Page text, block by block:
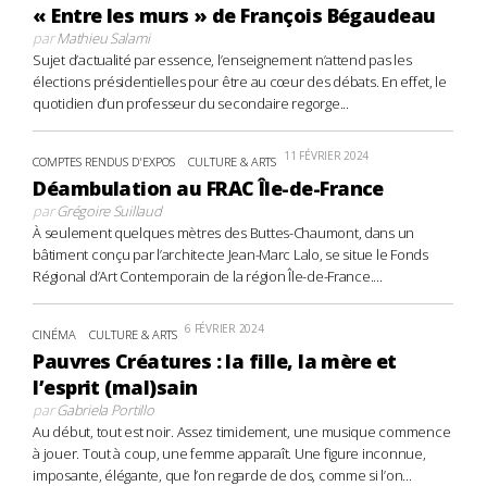
« Entre les murs » de François Bégaudeau
parMathieu Salami
Sujet d’actualité par essence, l’enseignement n’attend pas les
élections présidentielles pour être au cœur des débats. En effet, le
quotidien d’un professeur du secondaire regorge...
COMPTES RENDUS D'EXPOS CULTURE & ARTS 11 FÉVRIER 2024
Déambulation au FRAC Île-de-France
parGrégoire Suillaud
À seulement quelques mètres des Buttes-Chaumont, dans un
bâtiment conçu par l’architecte Jean-Marc Lalo, se situe le Fonds
Régional d’Art Contemporain de la région Île-de-France....
CINÉMA CULTURE & ARTS 6 FÉVRIER 2024
Pauvres Créatures : la fille, la mère et
l’esprit (mal)sain
parGabriela Portillo
Au début, tout est noir. Assez timidement, une musique commence
à jouer. Tout à coup, une femme apparaît. Une figure inconnue,
imposante, élégante, que l’on regarde de dos, comme si l’on...